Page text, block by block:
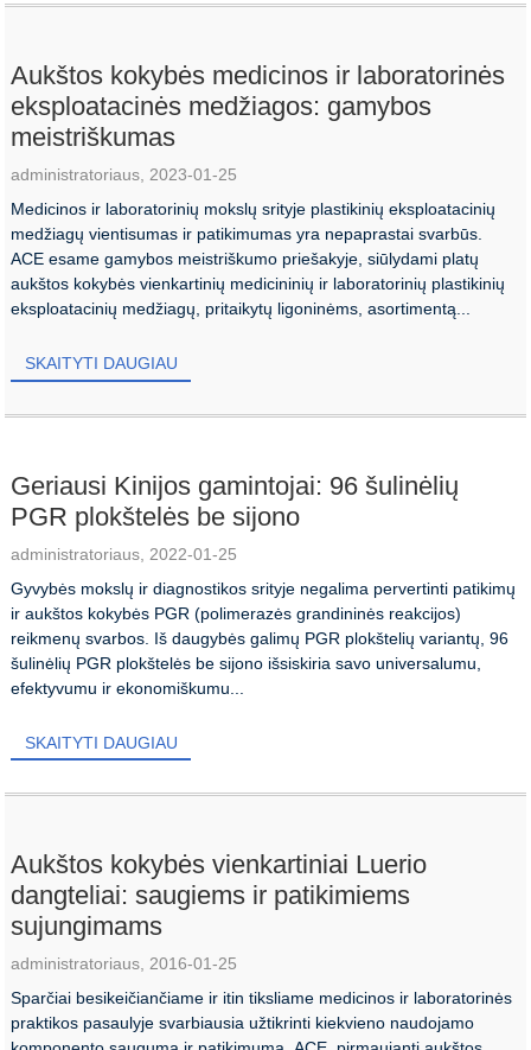
Aukštos kokybės medicinos ir laboratorinės
eksploatacinės medžiagos: gamybos
meistriškumas
administratoriaus, 2023-01-25
Medicinos ir laboratorinių mokslų srityje plastikinių eksploatacinių
medžiagų vientisumas ir patikimumas yra nepaprastai svarbūs.
ACE esame gamybos meistriškumo priešakyje, siūlydami platų
aukštos kokybės vienkartinių medicininių ir laboratorinių plastikinių
eksploatacinių medžiagų, pritaikytų ligoninėms, asortimentą...
SKAITYTI DAUGIAU
Geriausi Kinijos gamintojai: 96 šulinėlių
PGR plokštelės be sijono
administratoriaus, 2022-01-25
Gyvybės mokslų ir diagnostikos srityje negalima pervertinti patikimų
ir aukštos kokybės PGR (polimerazės grandininės reakcijos)
reikmenų svarbos. Iš daugybės galimų PGR plokštelių variantų, 96
šulinėlių PGR plokštelės be sijono išsiskiria savo universalumu,
efektyvumu ir ekonomiškumu...
SKAITYTI DAUGIAU
Aukštos kokybės vienkartiniai Luerio
dangteliai: saugiems ir patikimiems
sujungimams
administratoriaus, 2016-01-25
Sparčiai besikeičiančiame ir itin tiksliame medicinos ir laboratorinės
praktikos pasaulyje svarbiausia užtikrinti kiekvieno naudojamo